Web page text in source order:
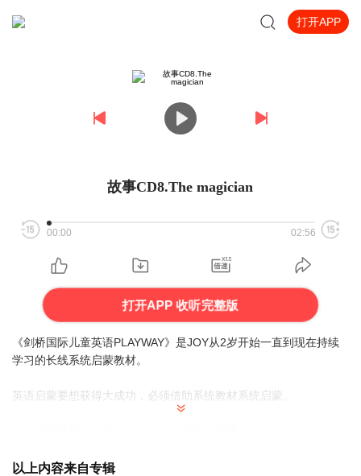
打开APP
故事CD8.The magician
00:00 02:56
打开APP 收听完整版
《剑桥国际儿童英语PLAYWAY》是JOY从2岁开始一直到现在持续
学习的长线系统启蒙教材。
英语启蒙要想获得大成功，必须借助系统教材系统启蒙。
以上内容来自专辑